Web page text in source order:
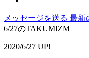
メッセージを送る 最新
6/27のTAKUMIZM
2020/6/27 UP!